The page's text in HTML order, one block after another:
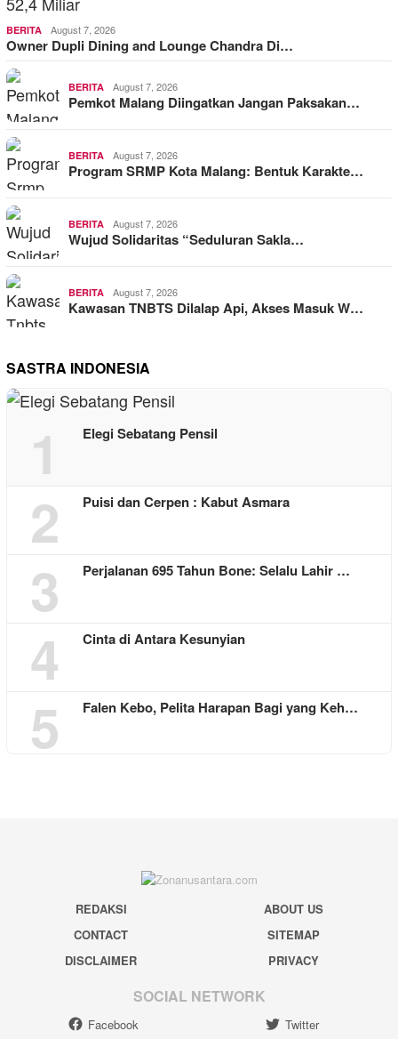
BERITA August 7, 2026
Owner Dupli Dining and Lounge Chandra Di…
BERITA August 7, 2026
Pemkot Malang Diingatkan Jangan Paksakan…
BERITA August 7, 2026
Program SRMP Kota Malang: Bentuk Karakte…
BERITA August 7, 2026
Wujud Solidaritas “Seduluran Sakla…
BERITA August 7, 2026
Kawasan TNBTS Dilalap Api, Akses Masuk W…
SASTRA INDONESIA
1 Elegi Sebatang Pensil
2 Puisi dan Cerpen : Kabut Asmara
3 Perjalanan 695 Tahun Bone: Selalu Lahir …
4 Cinta di Antara Kesunyian
5 Falen Kebo, Pelita Harapan Bagi yang Keh…
REDAKSI
ABOUT US
CONTACT
SITEMAP
DISCLAIMER
PRIVACY
SOCIAL NETWORK
Facebook Twitter